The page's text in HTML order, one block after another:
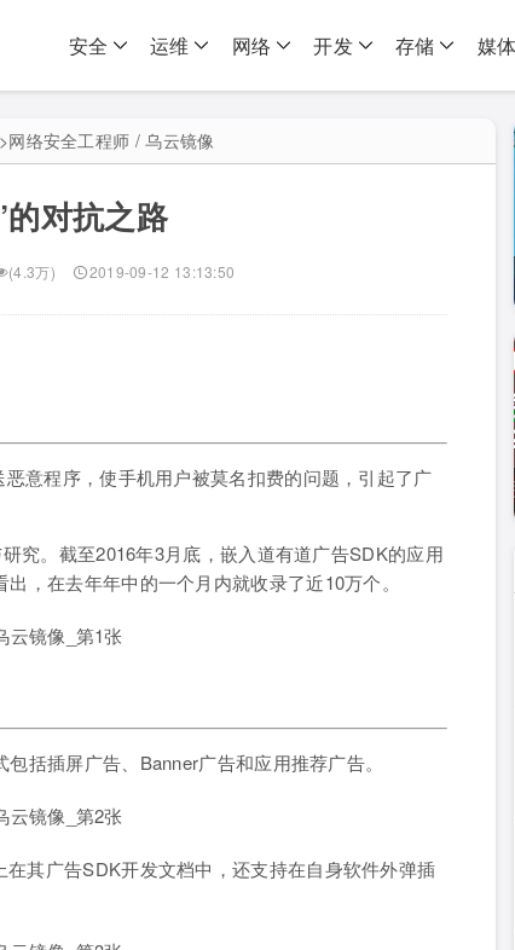
安全 运维 网络 开发 存储 媒体
>网络安全工程师 / 乌云镜像
的对抗之路
(4.3万) 2019-09-12 13:13:50
意程序，使手机用户被莫名扣费的问题，引起了广
究。截至2016年3月底，嵌入道有道广告SDK的应用
，在去年年中的一个月内就收录了近10万个。
括插屏广告、Banner广告和应用推荐广告。
其广告SDK开发文档中，还支持在自身软件外弹插